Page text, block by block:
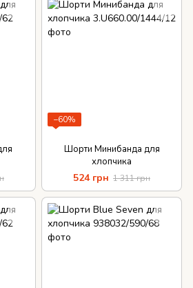
−60%
Шорти Минибанда для
хлопчика
524 грн 1 311 грн